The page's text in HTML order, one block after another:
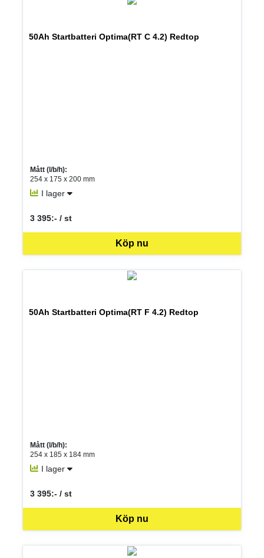
50Ah Startbatteri Optima(RT C 4.2) Redtop
Mått (l/b/h):
254 x 175 x 200 mm
I lager
Köp nu
3 395:- / st
SEK per ST
50Ah Startbatteri Optima(RT F 4.2) Redtop
Mått (l/b/h):
254 x 185 x 184 mm
I lager
Köp nu
3 395:- / st
SEK per ST